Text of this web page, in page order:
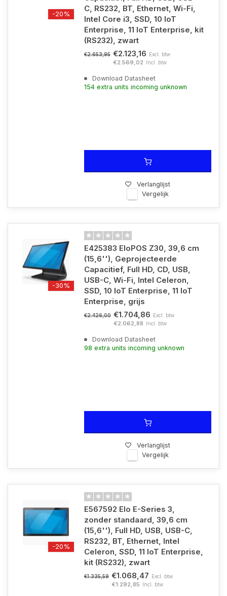
-20%
C, RS232, BT, Ethernet, Wi-Fi,
Intel Core i3, SSD, 10 IoT
Enterprise, 11 IoT Enterprise, kit
(RS232), zwart
€2.653,95 €2.123,16 Excl. btw
€2.569,02 Incl. btw
Download Datasheet
154 extra units incoming unknown
Verlanglijst
Vergelijk
-30%
E425383 EloPOS Z30, 39,6 cm
(15,6''), Geprojecteerde
Capacitief, Full HD, CD, USB,
USB-C, Wi-Fi, Intel Celeron,
SSD, 10 IoT Enterprise, 11 IoT
Enterprise, grijs
€2.426,00 €1.704,86 Excl. btw
€2.062,88 Incl. btw
Download Datasheet
98 extra units incoming unknown
Verlanglijst
Vergelijk
-20%
E567592 Elo E-Series 3,
zonder standaard, 39,6 cm
(15,6''), Full HD, USB, USB-C,
RS232, BT, Ethernet, Intel
Celeron, SSD, 11 IoT Enterprise,
kit (RS232), zwart
€1.335,59 €1.068,47 Excl. btw
€1.292,85 Incl. btw